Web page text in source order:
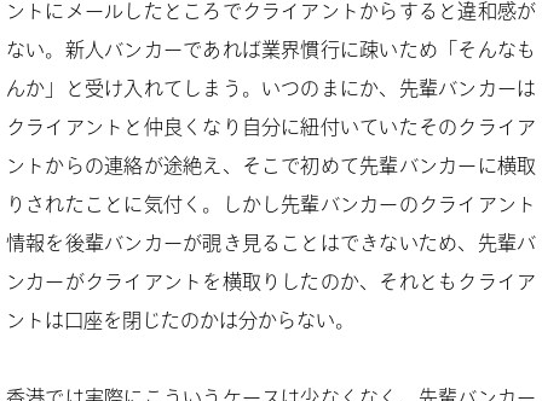
ントにメールしたところでクライアントからすると違和感が
ない。新人バンカーであれば業界慣行に疎いため「そんなも
んか」と受け入れてしまう。いつのまにか、先輩バンカーは
クライアントと仲良くなり自分に紐付いていたそのクライア
ントからの連絡が途絶え、そこで初めて先輩バンカーに横取
りされたことに気付く。しかし先輩バンカーのクライアント
情報を後輩バンカーが覗き見ることはできないため、先輩バ
ンカーがクライアントを横取りしたのか、それともクライア
ントは口座を閉じたのかは分からない。